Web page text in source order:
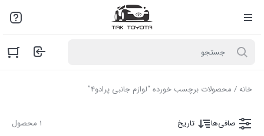
لطفاً به علت نوسانات بازار با مـا تمـاس بگیرید: 02136916845
خانه/ محصولات برچسب خورده “لوازم جانبی پرادو4”
1 محصول صافی‌ها تاریخ